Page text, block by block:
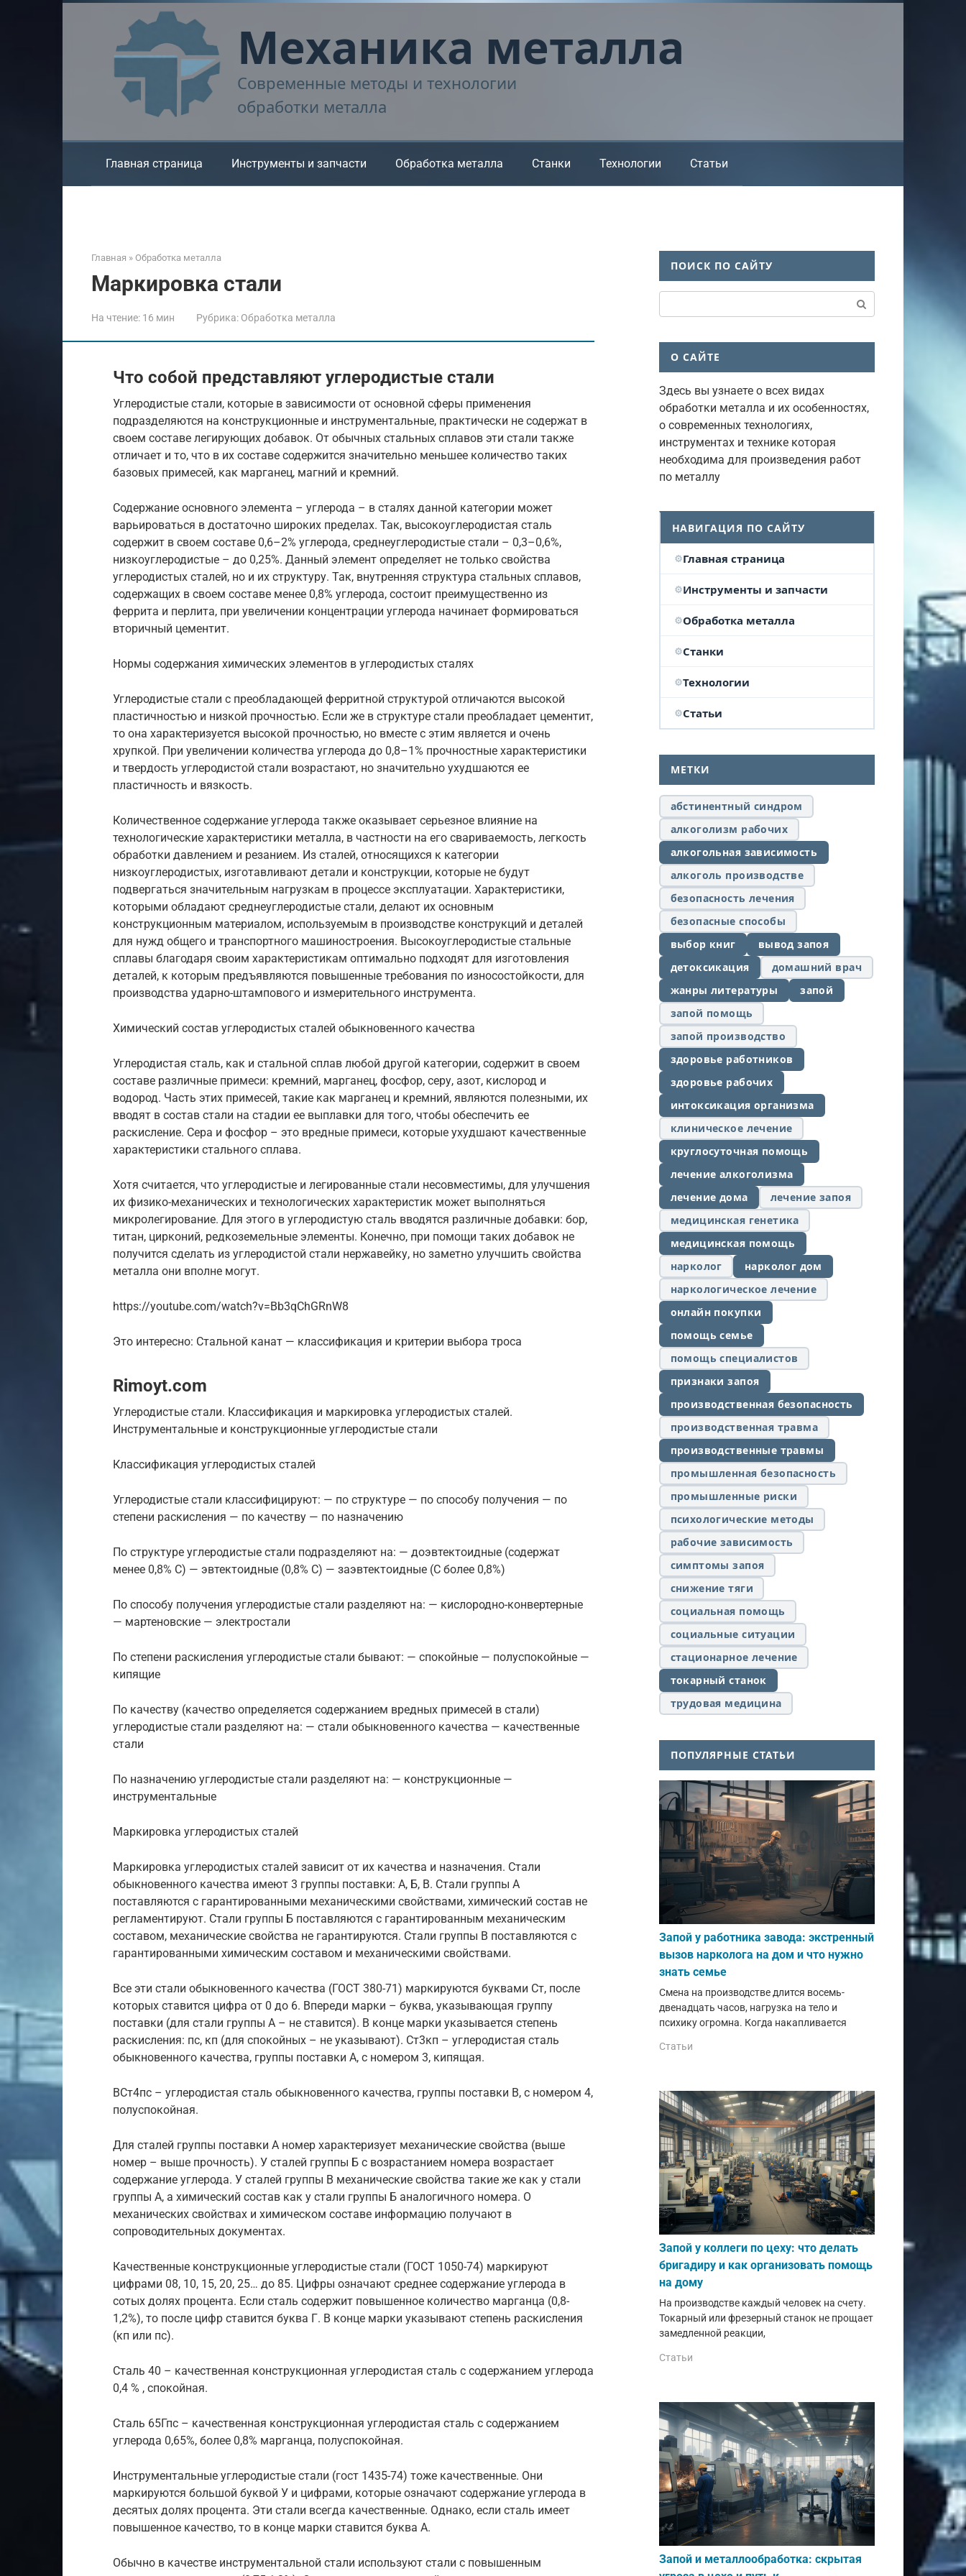
Механика металла
Современные методы и технологии
обработки металла
Главная страница Инструменты и запчасти Обработка металла Станки Технологии Статьи
Главная » Обработка металла
Маркировка стали
На чтение: 16 мин Рубрика: Обработка металла
Что собой представляют углеродистые стали
Углеродистые стали, которые в зависимости от основной сферы применения
подразделяются на конструкционные и инструментальные, практически не содержат в
своем составе легирующих добавок. От обычных стальных сплавов эти стали также
отличает и то, что в их составе содержится значительно меньшее количество таких
базовых примесей, как марганец, магний и кремний.
Содержание основного элемента – углерода – в сталях данной категории может
варьироваться в достаточно широких пределах. Так, высокоуглеродистая сталь
содержит в своем составе 0,6–2% углерода, среднеуглеродистые стали – 0,3–0,6%,
низкоуглеродистые – до 0,25%. Данный элемент определяет не только свойства
углеродистых сталей, но и их структуру. Так, внутренняя структура стальных сплавов,
содержащих в своем составе менее 0,8% углерода, состоит преимущественно из
феррита и перлита, при увеличении концентрации углерода начинает формироваться
вторичный цементит.
Нормы содержания химических элементов в углеродистых сталях
Углеродистые стали с преобладающей ферритной структурой отличаются высокой
пластичностью и низкой прочностью. Если же в структуре стали преобладает цементит,
то она характеризуется высокой прочностью, но вместе с этим является и очень
хрупкой. При увеличении количества углерода до 0,8–1% прочностные характеристики
и твердость углеродистой стали возрастают, но значительно ухудшаются ее
пластичность и вязкость.
Количественное содержание углерода также оказывает серьезное влияние на
технологические характеристики металла, в частности на его свариваемость, легкость
обработки давлением и резанием. Из сталей, относящихся к категории
низкоуглеродистых, изготавливают детали и конструкции, которые не будут
подвергаться значительным нагрузкам в процессе эксплуатации. Характеристики,
которыми обладают среднеуглеродистые стали, делают их основным
конструкционным материалом, используемым в производстве конструкций и деталей
для нужд общего и транспортного машиностроения. Высокоуглеродистые стальные
сплавы благодаря своим характеристикам оптимально подходят для изготовления
деталей, к которым предъявляются повышенные требования по износостойкости, для
производства ударно-штампового и измерительного инструмента.
Химический состав углеродистых сталей обыкновенного качества
Углеродистая сталь, как и стальной сплав любой другой категории, содержит в своем
составе различные примеси: кремний, марганец, фосфор, серу, азот, кислород и
водород. Часть этих примесей, такие как марганец и кремний, являются полезными, их
вводят в состав стали на стадии ее выплавки для того, чтобы обеспечить ее
раскисление. Сера и фосфор – это вредные примеси, которые ухудшают качественные
характеристики стального сплава.
Хотя считается, что углеродистые и легированные стали несовместимы, для улучшения
их физико-механических и технологических характеристик может выполняться
микролегирование. Для этого в углеродистую сталь вводятся различные добавки: бор,
титан, цирконий, редкоземельные элементы. Конечно, при помощи таких добавок не
получится сделать из углеродистой стали нержавейку, но заметно улучшить свойства
металла они вполне могут.
https://youtube.com/watch?v=Bb3qChGRnW8
Это интересно: Стальной канат — классификация и критерии выбора троса
Rimoyt.com
Углеродистые стали. Классификация и маркировка углеродистых сталей.
Инструментальные и конструкционные углеродистые стали
Классификация углеродистых сталей
Углеродистые стали классифицируют: — по структуре — по способу получения — по
степени раскисления — по качеству — по назначению
По структуре углеродистые стали подразделяют на: — доэвтектоидные (содержат
менее 0,8% С) — эвтектоидные (0,8% С) — заэвтектоидные (С более 0,8%)
По способу получения углеродистые стали разделяют на: — кислородно-конвертерные
— мартеновские — электростали
По степени раскисления углеродистые стали бывают: — спокойные — полуспокойные —
кипящие
По качеству (качество определяется содержанием вредных примесей в стали)
углеродистые стали разделяют на: — стали обыкновенного качества — качественные
стали
По назначению углеродистые стали разделяют на: — конструкционные —
инструментальные
Маркировка углеродистых сталей
Маркировка углеродистых сталей зависит от их качества и назначения. Стали
обыкновенного качества имеют 3 группы поставки: А, Б, В. Стали группы А
поставляются с гарантированными механическими свойствами, химический состав не
регламентируют. Стали группы Б поставляются с гарантированным механическим
составом, механические свойства не гарантируются. Стали группы В поставляются с
гарантированными химическим составом и механическими свойствами.
Все эти стали обыкновенного качества (ГОСТ 380-71) маркируются буквами Ст, после
которых ставится цифра от 0 до 6. Впереди марки – буква, указывающая группу
поставки (для стали группы А – не ставится). В конце марки указывается степень
раскисления: пс, кп (для спокойных – не указывают). Ст3кп – углеродистая сталь
обыкновенного качества, группы поставки А, с номером 3, кипящая.
ВСт4пс – углеродистая сталь обыкновенного качества, группы поставки В, с номером 4,
полуспокойная.
Для сталей группы поставки А номер характеризует механические свойства (выше
номер – выше прочность). У сталей группы Б с возрастанием номера возрастает
содержание углерода. У сталей группы В механические свойства такие же как у стали
группы А, а химический состав как у стали группы Б аналогичного номера. О
механических свойствах и химическом составе информацию получают в
сопроводительных документах.
Качественные конструкционные углеродистые стали (ГОСТ 1050-74) маркируют
цифрами 08, 10, 15, 20, 25… до 85. Цифры означают среднее содержание углерода в
сотых долях процента. Если сталь содержит повышенное количество марганца (0,8-
1,2%), то после цифр ставится буква Г. В конце марки указывают степень раскисления
(кп или пс).
Сталь 40 – качественная конструкционная углеродистая сталь с содержанием углерода
0,4 % , спокойная.
Сталь 65Гпс – качественная конструкционная углеродистая сталь с содержанием
углерода 0,65%, более 0,8% марганца, полуспокойная.
Инструментальные углеродистые стали (гост 1435-74) тоже качественные. Они
маркируются большой буквой У и цифрами, которые означают содержание углерода в
десятых долях процента. Эти стали всегда качественные. Однако, если сталь имеет
повышенное качество, то в конце марки ставится буква А.
Обычно в качестве инструментальной стали используют стали с повышенным
ПОИСК ПО САЙТУ
О САЙТЕ
Здесь вы узнаете о всех видах
обработки металла и их особенностях,
о современных технологиях,
инструментах и технике которая
необходима для произведения работ
по металлу
НАВИГАЦИЯ ПО САЙТУ
Главная страница
Инструменты и запчасти
Обработка металла
Станки
Технологии
Статьи
МЕТКИ
абстинентный синдром
алкоголизм рабочих
алкогольная зависимость
алкоголь производстве
безопасность лечения
безопасные способы
выбор книг
вывод запоя
детоксикация
домашний врач
жанры литературы
запой
запой помощь
запой производство
здоровье работников
здоровье рабочих
интоксикация организма
клиническое лечение
круглосуточная помощь
лечение алкоголизма
лечение дома
лечение запоя
медицинская генетика
медицинская помощь
нарколог
нарколог дом
наркологическое лечение
онлайн покупки
помощь семье
помощь специалистов
признаки запоя
производственная безопасность
производственная травма
производственные травмы
промышленная безопасность
промышленные риски
психологические методы
рабочие зависимость
симптомы запоя
снижение тяги
социальная помощь
социальные ситуации
стационарное лечение
токарный станок
трудовая медицина
ПОПУЛЯРНЫЕ СТАТЬИ
Запой у работника завода: экстренный
вызов нарколога на дом и что нужно
знать семье
Смена на производстве длится восемь-
двенадцать часов, нагрузка на тело и
психику огромна. Когда накапливается
Статьи
Запой у коллеги по цеху: что делать
бригадиру и как организовать помощь
на дому
На производстве каждый человек на счету.
Токарный или фрезерный станок не прощает
замедленной реакции,
Статьи
Запой и металлообработка: скрытая